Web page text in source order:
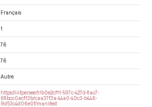
Français
1
76
76
Autre
https://iiif.persee.fr/b0e2cf11-597c-427d-8ac7-
68bcc0acf13b/caa37f3a-44a0-40c3-b446-
9d53c4d06e0f/manifest